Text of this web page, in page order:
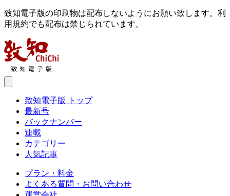
致知電子版の印刷物は配布しないようにお願い致します。利
用規約でも配布は禁じられています。
致知電子版 トップ
最新号
バックナンバー
連載
カテゴリー
人気記事
プラン・料金
よくある質問・お問い合わせ